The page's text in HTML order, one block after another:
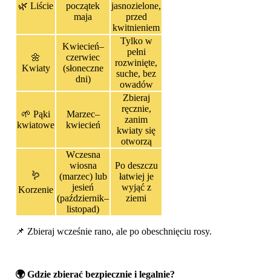
🌿 Liście
początek
maja
jasnozielone,
przed
kwitnieniem
🌼
Kwiaty
Kwiecień–
czerwiec
(słoneczne
dni)
Tylko w
pełni
rozwinięte,
suche, bez
owadów
🌱 Pąki
kwiatowe
Marzec–
kwiecień
Zbieraj
ręcznie,
zanim
kwiaty się
otworzą
🪱
Korzenie
Wczesna
wiosna
(marzec) lub
jesień
(październik–
listopad)
Po deszczu
łatwiej je
wyjąć z
ziemi
📌 Zbieraj wcześnie rano, ale po obeschnięciu rosy.
🌍 Gdzie zbierać bezpiecznie i legalnie?